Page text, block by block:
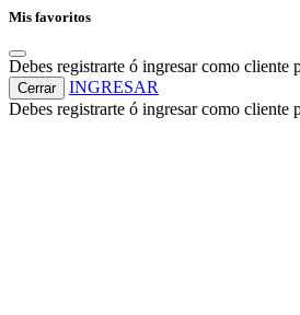
Mis favoritos
Debes registrarte ó ingresar como cliente
Cerrar
INGRESAR
Debes registrarte ó ingresar como cliente